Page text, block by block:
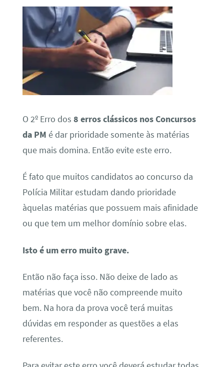
O 2º Erro dos 8 erros clássicos nos Concursos
da PM é dar prioridade somente às matérias
que mais domina. Então evite este erro.
É fato que muitos candidatos ao concurso da
Polícia Militar estudam dando prioridade
àquelas matérias que possuem mais afinidade
ou que tem um melhor domínio sobre elas.
Isto é um erro muito grave.
Então não faça isso. Não deixe de lado as
matérias que você não compreende muito
bem. Na hora da prova você terá muitas
dúvidas em responder as questões a elas
referentes.